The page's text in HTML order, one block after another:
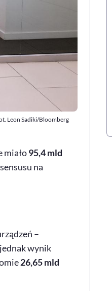
Leon Sadiki/Bloomberg
miało95,4 mld
na
–
wynik
26,65 mld